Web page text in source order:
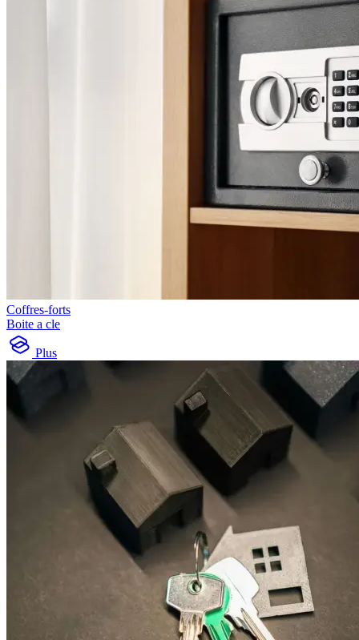
Coffres-forts
Boite a cle
Plus